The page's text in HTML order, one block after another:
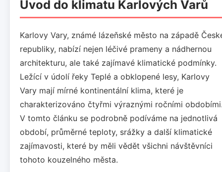
Úvod do klimatu Karlových Varů
Karlovy Vary, známé lázeňské město na západě
republiky, nabízí nejen léčivé prameny a nádhernou
architekturu, ale také zajímavé klimatické podmínky.
Ležící v údolí řeky Teplé a obklopené lesy, Karlovy
Vary mají mírné kontinentální klima, které je
charakterizováno čtyřmi výraznými ročními
V tomto článku se podrobně podíváme na jednotlivá
období, průměrné teploty, srážky a další klimatické
zajímavosti, které by měli vědět všichni návštěvníci
tohoto kouzelného města.